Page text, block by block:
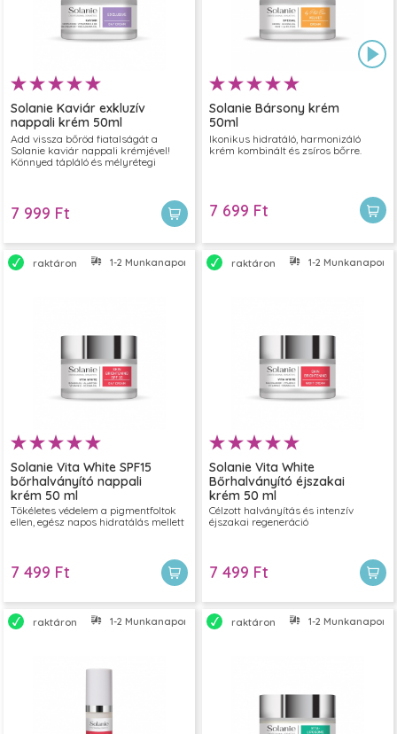
Solanie Kaviár exkluzív
nappali krém 50ml
Add vissza bőröd fiatalságát a
Solanie kaviár nappali krémjével!
Könnyed tápláló és mélyrétegi
olyan esetben ezt a luxus nappali
krémet, ha bőrödön a fáradtság
fiatalításra van szükséged.
7 999 Ft
Solanie Bársony krém
50ml
Ikonikus hidratáló, harmonizáló
krém kombinált és zsíros bőrre.
7 699 Ft
raktáron 1-2 Munkanapon belül szállítjuk
Solanie Vita White SPF15
bőrhalványító nappali
krém 50 ml
Tökéletes védelem a pigmentfoltok
ellen, egész napos hidratálás mellett
7 499 Ft
raktáron 1-2 Munkanapon
Solanie Vita White
Bőrhalványító éjszakai
krém 50 ml
Célzott halványítás és intenzív
éjszakai regeneráció
7 499 Ft
raktáron 1-2 Munkanapon belül szállítjuk
raktáron 1-2 Munkanapon